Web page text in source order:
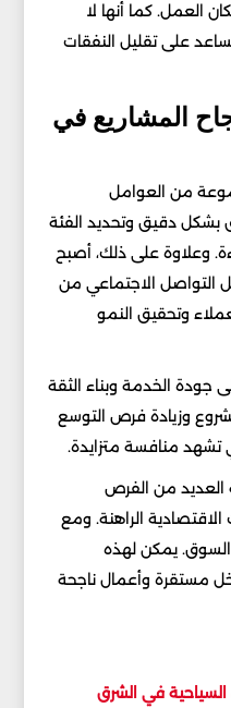
العمل. كما أنها لا
على تقليل النفقات
المشاريع في
من العوامل
بشكل دقيق وتحديد الفئة
وعلاوة على ذلك، أصبح
التواصل الاجتماعي من
وتحقيق النمو
جودة الخدمة وبناء الثقة
وزيادة فرص التوسع
تشهد منافسة متزايدة.
العديد من الفرص
الاقتصادية الراهنة. ومع
السوق. يمكن لهذه
مستقرة وأعمال ناجحة
السياحية في الشرق